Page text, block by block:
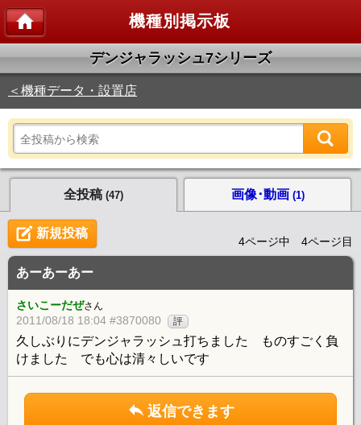
機種別掲示板
デンジャラッシュ7シリーズ
＜機種データ・設置店
全投稿 (47) 画像･動画 (1)
新規投稿
4ページ中 4ページ目
あーあーあー
さいこーだぜさん
2011/08/18 18:04 #3870080 評
久しぶりにデンジャラッシュ打ちました ものすごく負
けました でも心は清々しいです
返信できます